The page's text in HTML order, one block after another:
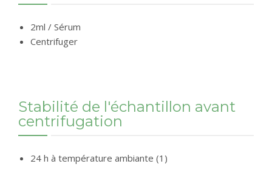
2ml / Sérum
Centrifuger
Stabilité de l'échantillon avant
centrifugation
24 h à température ambiante (1)